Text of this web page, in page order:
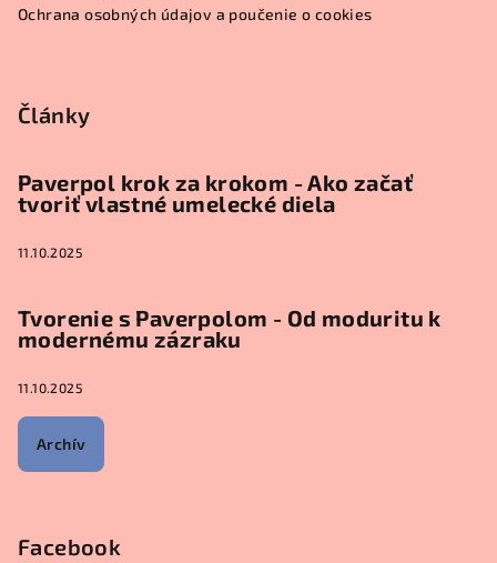
Ochrana osobných údajov a poučenie o cookies
Články
Paverpol krok za krokom - Ako začať
tvoriť vlastné umelecké diela
11.10.2025
Tvorenie s Paverpolom - Od moduritu k
modernému zázraku
11.10.2025
Archív
Facebook